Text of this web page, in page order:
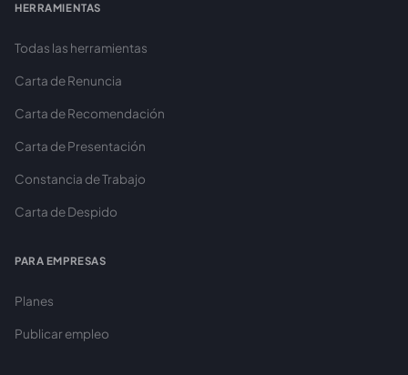
HERRAMIENTAS
Todas las herramientas
Carta de Renuncia
Carta de Recomendación
Carta de Presentación
Constancia de Trabajo
Carta de Despido
PARA EMPRESAS
Planes
Publicar empleo